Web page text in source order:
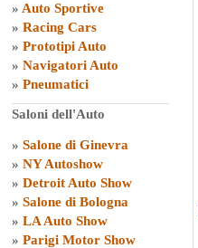
» Auto Sportive
» Racing Cars
» Prototipi Auto
» Navigatori Auto
» Pneumatici
Saloni dell'Auto
» Salone di Ginevra
» NY Autoshow
» Detroit Auto Show
» Salone di Bologna
» LA Auto Show
» Parigi Motor Show